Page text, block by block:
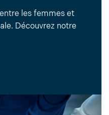
les femmes et
Découvrez notre